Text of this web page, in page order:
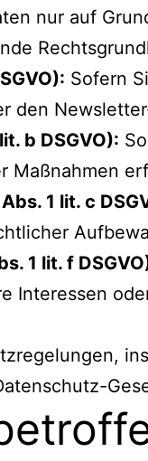
nur auf
Sofern
den
b DSGVO):
Maßnahmen
1 lit. c
1 lit. f
Interessen